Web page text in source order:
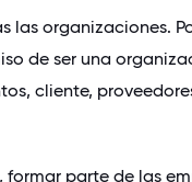
las organizaciones.
de ser una
cliente,
parte de las